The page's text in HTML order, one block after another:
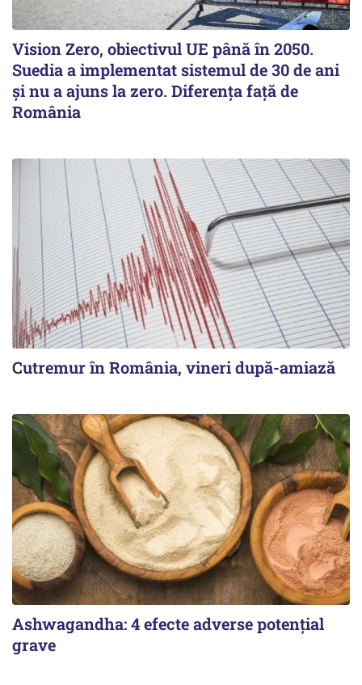
Vision Zero, obiectivul UE până în 2050.
Suedia a implementat sistemul de 30 de ani
şi nu a ajuns la zero. Diferenţa faţă de
România
Cutremur în România, vineri după-amiază
Ashwagandha: 4 efecte adverse potențial
grave